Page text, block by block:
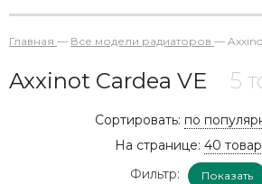
Главная — Все модели радиаторов —
Axxinot Cardea VE 5
Сортировать: по
На странице: 40
Фильтр:
Показать